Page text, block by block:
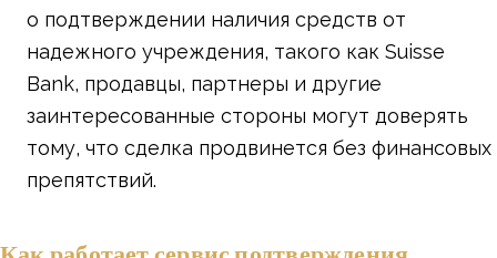
о подтверждении наличия средств от
надежного учреждения, такого как Suisse
Bank, продавцы, партнеры и другие
заинтересованные стороны могут доверять
тому, что сделка продвинется без финансовых
препятствий.